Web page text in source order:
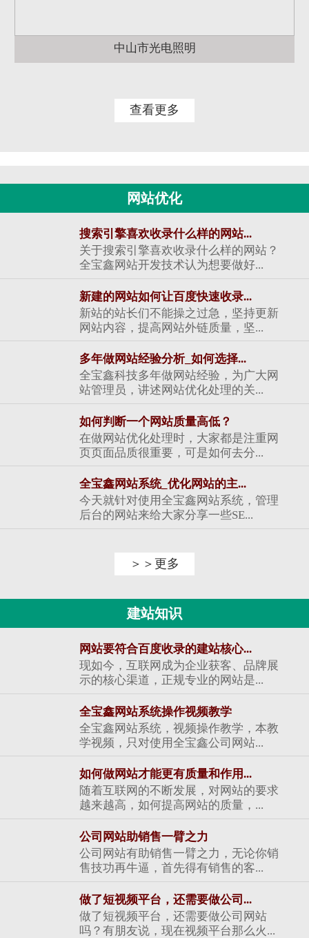
中山市光电照明
查看更多
网站优化
搜索引擎喜欢收录什么样的网站...
关于搜索引擎喜欢收录什么样的网站？
全宝鑫网站开发技术认为想要做好...
新建的网站如何让百度快速收录...
新站的站长们不能操之过急，坚持更新
网站内容，提高网站外链质量，坚...
多年做网站经验分析_如何选择...
全宝鑫科技多年做网站经验，为广大网
站管理员，讲述网站优化处理的关...
如何判断一个网站质量高低？
在做网站优化处理时，大家都是注重网
页页面品质很重要，可是如何去分...
全宝鑫网站系统_优化网站的主...
今天就针对使用全宝鑫网站系统，管理
后台的网站来给大家分享一些SE...
＞＞更多
建站知识
网站要符合百度收录的建站核心...
现如今，互联网成为企业获客、品牌展
示的核心渠道，正规专业的网站是...
全宝鑫网站系统操作视频教学
全宝鑫网站系统，视频操作教学，本教
学视频，只对使用全宝鑫公司网站...
如何做网站才能更有质量和作用...
随着互联网的不断发展，对网站的要求
越来越高，如何提高网站的质量，...
公司网站助销售一臂之力
公司网站有助销售一臂之力，无论你销
售技功再牛逼，首先得有销售的客...
做了短视频平台，还需要做公司...
做了短视频平台，还需要做公司网站
吗？有朋友说，现在视频平台那么火...